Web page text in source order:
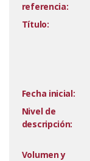
referencia:
Título:
Fecha inicial:
Nivel de
descripción:
Volumen y